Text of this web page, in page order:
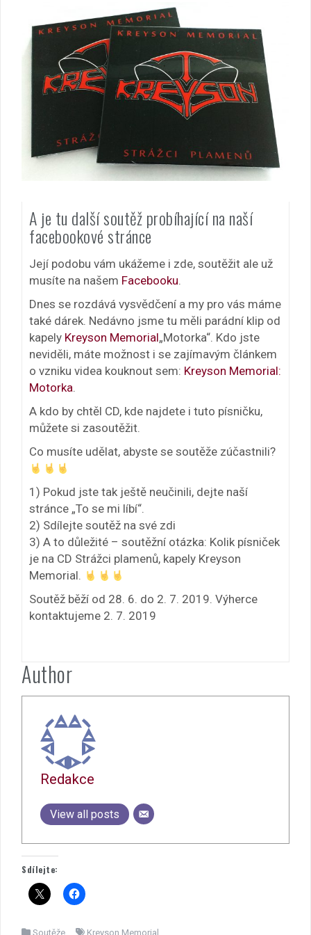
A je tu další soutěž probíhající na naší
facebookové stránce
Její podobu vám ukážeme i zde, soutěžit ale už
musíte na našem Facebooku
Dnes se rozdává vysvědčení a my pro vás máme
také dárek. Nedávno jsme tu měli parádní klip od
kapely Kreyson Memorial„Motorka“. Kdo jste
neviděli, máte možnost i se zajímavým článkem
o vzniku videa kouknout sem: Kreyson Memorial:
Motorka
A kdo by chtěl CD, kde najdete i tuto písničku,
můžete si zasoutěžit.
Co musíte udělat, abyste se soutěže zúčastnili?
1) Pokud jste tak ještě neučinili, dejte naší
stránce „To se mi líbí“.
2) Sdílejte soutěž na své zdi
3) A to důležité – soutěžní otázka: Kolik písniček
je na CD Strážci plamenů, kapely Kreyson
Memorial.
Soutěž běží od 28. 6. do 2. 7. 2019. Výherce
kontaktujeme 2. 7. 2019
Author
Redakce
View all posts
Sdílejte:
Soutěže Kreyson Memorial